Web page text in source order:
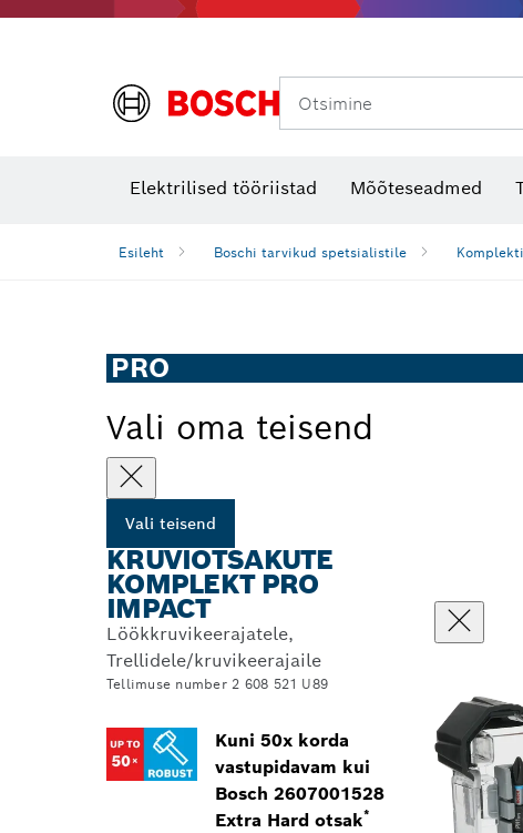
Otsimine
Elektrilised tööriistad Mõõteseadmed
Esileht Boschi tarvikud spetsialistile
PRO
Vali oma teisend
Vali teisend
KRUVIOTSAKUTE
KOMPLEKT PRO
IMPACT
Löökkruvikeerajatele,
Trellidele/kruvikeerajaile
Tellimuse number 2 608 521 U89
Kuni 50x korda
vastupidavam kui
Bosch 2607001528
Extra Hard otsak*